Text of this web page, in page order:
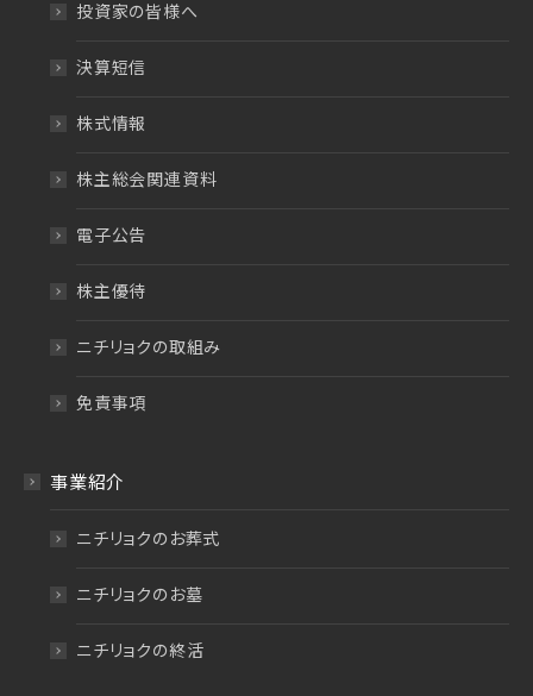
投資家の皆様へ
決算短信
株式情報
株主総会関連資料
電子公告
株主優待
ニチリョクの取組み
免責事項
事業紹介
ニチリョクのお葬式
ニチリョクのお墓
ニチリョクの終活